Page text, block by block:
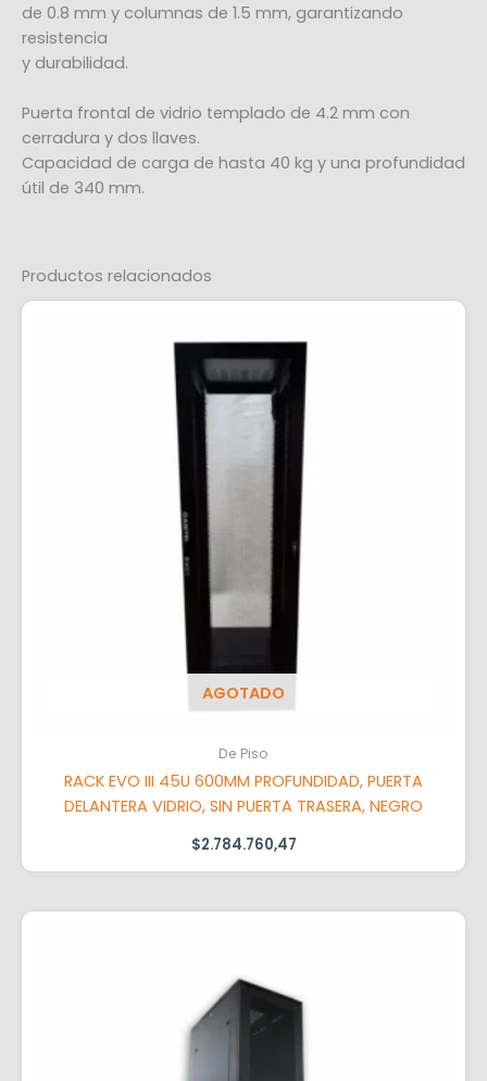
de 0.8 mm y columnas de 1.5 mm, garantizando
resistencia
y durabilidad.
Puerta frontal de vidrio templado de 4.2 mm con
cerradura y dos llaves.
Capacidad de carga de hasta 40 kg y una profundidad
útil de 340 mm.
Productos relacionados
AGOTADO
De Piso
RACK EVO III 45U 600MM PROFUNDIDAD, PUERTA
DELANTERA VIDRIO, SIN PUERTA TRASERA, NEGRO
$2.784.760,47